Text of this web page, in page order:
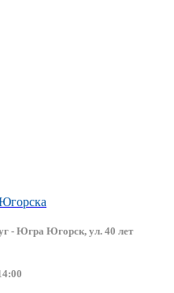
- Югра Югорск, ул. 40 лет